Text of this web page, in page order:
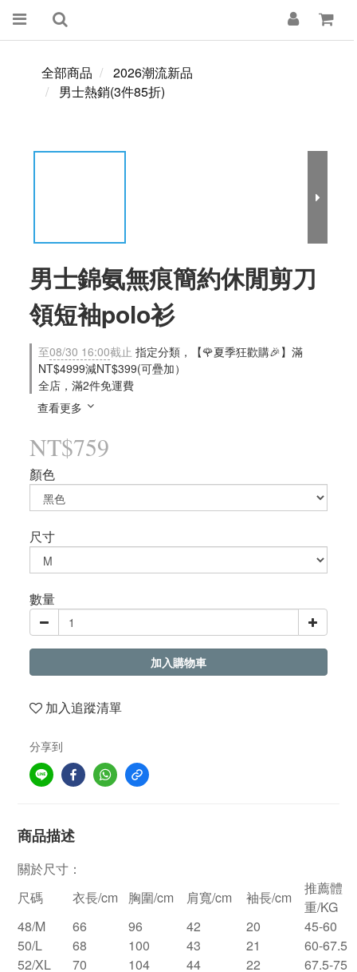
全部商品
2026潮流新品
男士熱銷(3件85折)
男士錦氨無痕簡約休閒剪刀
領短袖polo衫
至08/30 16:00截止 指定分類，【🌹夏季狂歡購🎉】滿
NT$4999減NT$399(可疊加）
全店，滿2件免運費
查看更多
NT$759
顏色
尺寸
數量
加入購物車
加入追蹤清單
分享到
商品描述
關於尺寸：
尺碼
衣長/cm 胸圍/cm 肩寬/cm 袖長/cm
推薦體
重/KG
48/M
66 96 42 20
45-60
50/L
68 100 43 21
60-67.5
52/XL
70 104 44 22
67.5-75